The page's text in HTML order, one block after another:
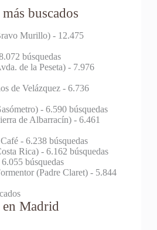
buscados
Murillo)- 12.475
búsquedas
de la Peseta)- 7.976
de Velázquez- 6.736
- 6.590 búsquedas
de Albarracín)- 6.461
- 6.238 búsquedas
Rica)- 6.162 búsquedas
búsquedas
(Padre Claret)- 5.844
en Madrid